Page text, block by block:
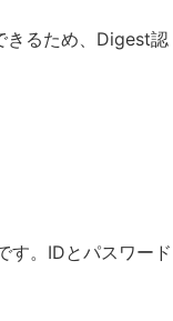
きるため、Digest認
す。IDとパスワード